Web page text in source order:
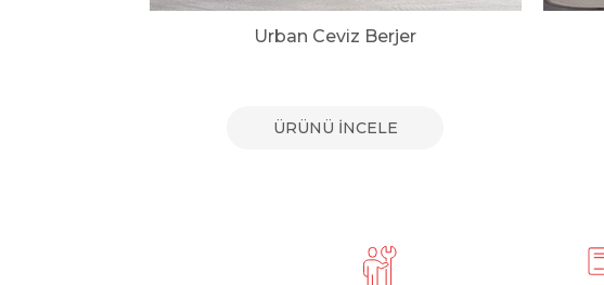
Urban Ceviz Berjer
ÜRÜNÜ İNCELE